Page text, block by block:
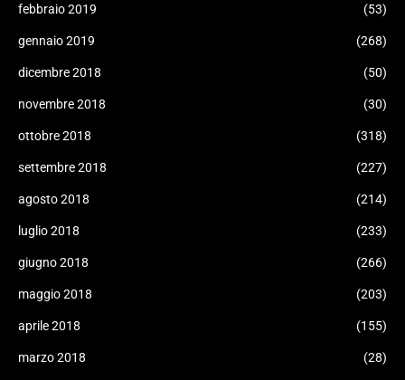
febbraio 2019 (53)
gennaio 2019 (268)
dicembre 2018 (50)
novembre 2018 (30)
ottobre 2018 (318)
settembre 2018 (227)
agosto 2018 (214)
luglio 2018 (233)
giugno 2018 (266)
maggio 2018 (203)
aprile 2018 (155)
marzo 2018 (28)